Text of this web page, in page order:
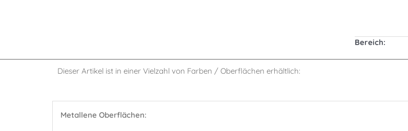
Bereich:
Dieser Artikel ist in einer Vielzahl von Farben / Oberflächen erhältlich:
Metallene Oberflächen: